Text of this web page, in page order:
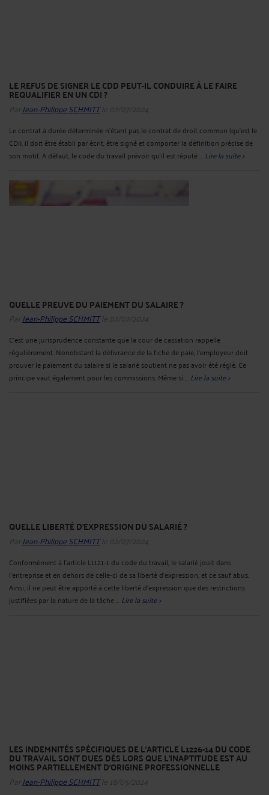
LE REFUS DE SIGNER LE CDD PEUT-IL CONDUIRE À LE FAIRE
REQUALIFIER EN UN CDI ?
Par Jean-Philippe SCHMITTle 07/07/2024
Le contrat à durée déterminée n’étant pas le contrat de droit commun (qu’est le
CDI), il doit être établi par écrit, être signé et comporter la définition précise de
son motif. A défaut, le code du travail prévoir qu’il est réputé ... Lire la suite >
QUELLE PREUVE DU PAIEMENT DU SALAIRE ?
Par Jean-Philippe SCHMITTle 07/07/2024
C’est une jurisprudence constante que la cour de cassation rappelle
régulièrement. Nonobstant la délivrance de la fiche de paie, l’employeur doit
prouver le paiement du salaire si le salarié soutient ne pas avoir été réglé. Ce
principe vaut également pour les commissions. Même si ... Lire la suite >
QUELLE LIBERTÉ D'EXPRESSION DU SALARIÉ ?
Par Jean-Philippe SCHMITTle 02/07/2024
Conformément à l'article L1121-1 du code du travail, le salarié jouit dans
l'entreprise et en dehors de celle-ci de sa liberté d'expression, et ce sauf abus.
Ainsi, il ne peut être apporté à cette liberté d’expression que des restrictions
justifiées par la nature de la tâche ... Lire la suite >
LES INDEMNITÉS SPÉCIFIQUES DE L'ARTICLE L1226-14 DU CODE
DU TRAVAIL SONT DUES DÈS LORS QUE L'INAPTITUDE EST AU
MOINS PARTIELLEMENT D'ORIGINE PROFESSIONNELLE
Par Jean-Philippe SCHMITTle 18/05/2024